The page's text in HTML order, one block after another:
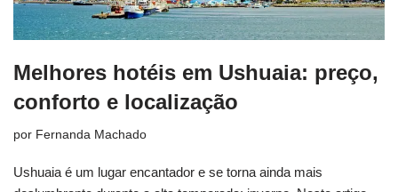
Melhores hotéis em Ushuaia: preço,
conforto e localização
por Fernanda Machado
Ushuaia é um lugar encantador e se torna ainda mais